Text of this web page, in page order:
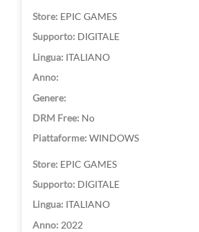
EPIC GAMES
DIGITALE
ITALIANO
No
WINDOWS
EPIC GAMES
DIGITALE
ITALIANO
2022